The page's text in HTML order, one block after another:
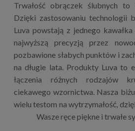
Trwałość obrączek ślubnych
Dzięki zastosowaniu technologii
Luva powstają z jednego
najwyższą precyzją przez
pozbawione słabych punktów i
na długie lata. Produkty Luva to
łączenia różnych rodzajów
ciekawego wzornictwa. Nasza
wielu testom na wytrzymałość,
Wasze ręce piękne i trwałe